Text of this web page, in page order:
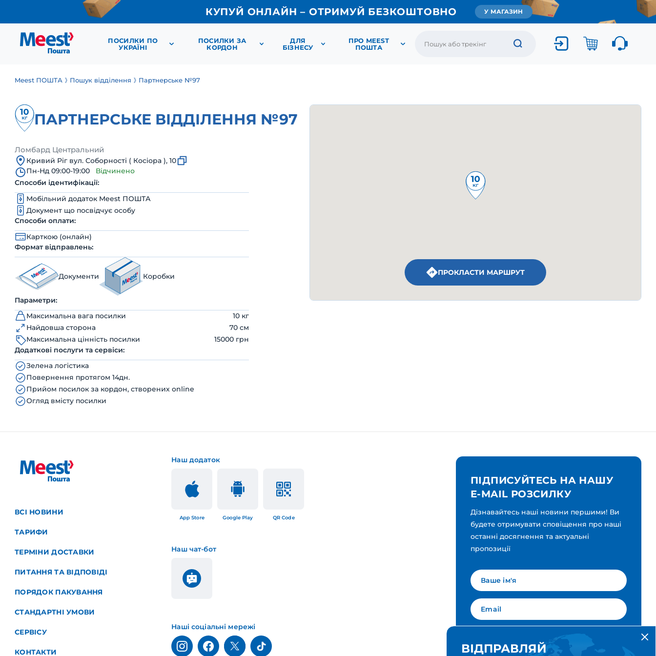
КУПУЙ ОНЛАЙН – ОТРИМУЙ БЕЗКОШТОВНО У МАГАЗИН
ПОСИЛКИ ПО
УКРАЇНІ
ПОСИЛКИ ЗА
КОРДОН
ДЛЯ
БІЗНЕСУ
ПРО MEEST
ПОШТА
Meest ПОШТА Пошук відділення Партнерське №97
ПАРТНЕРСЬКЕ ВІДДІЛЕННЯ №97
Ломбард Центральний
Кривий Ріг вул. Соборності ( Косіора ), 10
Пн-Нд 09:00-19:00
Відчинено
Способи ідентифікації:
Мобільний додаток Meest ПОШТА
Документ що посвідчує особу
Способи оплати:
Карткою (онлайн)
Формат відправлень:
Документи Коробки
Параметри:
Максимальна вага посилки
10 кг
Найдовша сторона
70 см
Максимальна цінність посилки
15000 грн
Додаткові послуги та сервіси:
Зелена логістика
Повернення протягом 14дн.
Прийом посилок за кордон, створених online
Огляд вмісту посилки
ПРОКЛАСТИ МАРШРУТ
ВСІ НОВИНИ
ТАРИФИ
ТЕРМІНИ ДОСТАВКИ
ПИТАННЯ ТА ВІДПОВІДІ
ПОРЯДОК ПАКУВАННЯ
СТАНДАРТНІ УМОВИ
СЕРВІСУ
КОНТАКТИ
Наш додаток
App Store Google Play QR Code
Наш чат-бот
Наші соціальні мережі
ПІДПИСУЙТЕСЬ НА НАШУ
E-MAIL РОЗСИЛКУ
Дізнавайтесь наші новини першими! Ви
будете отримувати сповіщення про наші
останні досягнення та актуальні
пропозиції
Мова для вашої розсилки Українська
ВІДПРАВЛЯЙ